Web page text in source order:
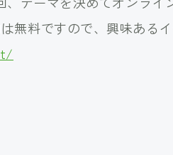
無料ですので、興味ある